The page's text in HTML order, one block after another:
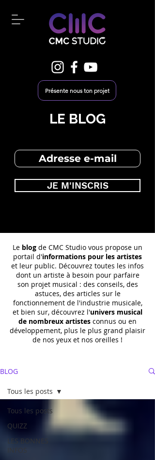
Présente nous ton projet
LE BLOG
JE M'INSCRIS
Le blog de CMC Studio vous propose un
portail d'informations pour les artistes
et leur public. Découvrez toutes les infos
dont un artiste à besoin pour parfaire
son projet musical : des conseils, des
astuces, des articles sur le
fonctionnement de l'industrie musicale,
et bien sur, découvrez l'univers musical
de nombreux artistes connus ou en
développement, plus le plus grand plaisir
de nos yeux et nos oreilles !
BLOG
Tous les posts
QUIZZ
LES BONNES
INFOS
Tous les posts